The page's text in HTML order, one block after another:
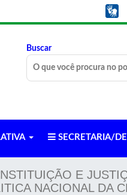
Buscar
SECRETARIA/
E
NACIONAL DA